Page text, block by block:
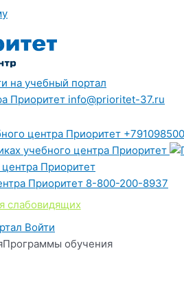
на учебный портал
info@prioritet-37.ru
8-800-200-8937
слабовидящих
Войти
Программы обучения